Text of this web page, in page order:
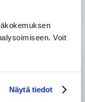
Voit
Näytä tiedot